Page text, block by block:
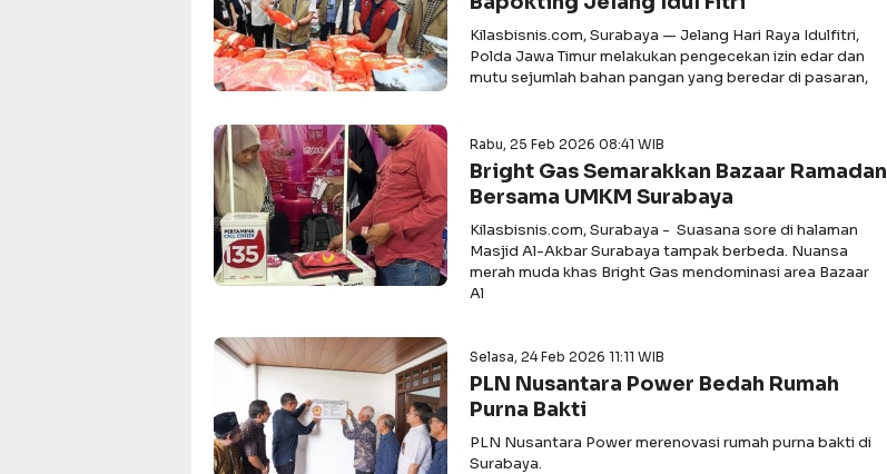
Kilasbisnis.com, Surabaya — Jelang Hari Raya Idulfitri,
Polda Jawa Timur melakukan pengecekan izin edar dan
mutu sejumlah bahan pangan yang beredar di pasaran,
Rabu, 25 Feb 2026 08:41 WIB
Bright Gas Semarakkan Bazaar Ramadan
Bersama UMKM Surabaya
Kilasbisnis.com, Surabaya - Suasana sore di halaman
Masjid Al-Akbar Surabaya tampak berbeda. Nuansa
merah muda khas Bright Gas mendominasi area Bazaar
Al
Selasa, 24 Feb 2026 11:11 WIB
PLN Nusantara Power Bedah Rumah
Purna Bakti
PLN Nusantara Power merenovasi rumah purna bakti di
Surabaya.